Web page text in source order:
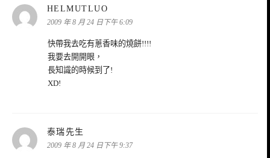
HELMUTLUO
示:
2009 年 8 月 24 日下午 6:09
快帶我去吃有蔥香味的燒餅!!!!
我要去開開眼，
長知識的時候到了!
XD!
泰瑞先生
示:
2009 年 8 月 24 日下午 9:37